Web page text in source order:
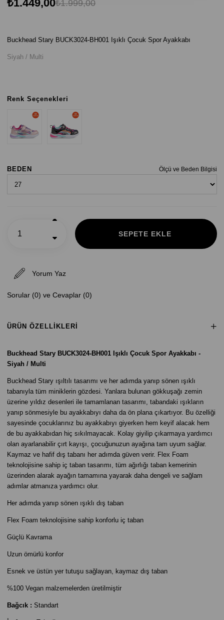
₺1.999,00
₺1.449,00
Buckhead Stary BUCK3024-BH001 Işıklı Çocuk Spor Ayakkabı
Siyah / Multi
Renk Seçenekleri
Ölçü ve Beden Bilgisi
BEDEN
Yorum Yaz
Sorular (0) ve Cevaplar (0)
ÜRÜN ÖZELLIKLERI
Buckhead Stary BUCK3024-BH001 Işıklı Çocuk Spor Ayakkabı -
Siyah / Multi
Buckhead Stary ışıltılı tasarımı ve her adımda yanıp sönen ışıklı
tabanıyla tüm miniklerin gözdesi. Yanlara bulunan gökkuşağı zemin
üzerine yıldız desenleri ile tamamlanan tasarımı, tabandaki ışıkların
yanıp sönmesiyle bu ayakkabıyı daha da ön plana çıkartıyor. Bu özelliği
sayesinde çocuklarınız bu ayakkabıyı giyerken hem keyif alacak hem
de bu ayakkabıdan hiç sıkılmayacak. Kolay giyilip çıkarmaya yardımcı
olan ayarlanabilir çırt kayışı, çocuğunuzun ayağına tam uyum sağlar.
Kaymaz ve hafif dış tabanı her adımda güven verir. Flex Foam
teknolojisine sahip iç taban tasarımı, tüm ağırlığı taban kemerinin
üzerinden alarak ayağın tamamına yayarak daha dengeli ve sağlam
adımlar atmanıza yardımcı olur.
Her adımda yanıp sönen ışıklı dış taban
Flex Foam teknolojisine sahip konforlu iç taban
Güçlü Kavrama
Uzun ömürlü konfor
Esnek ve üstün yer tutuşu sağlayan, kaymaz dış taban
%100 Vegan malzemelerden üretilmiştir
Bağcık : Standart